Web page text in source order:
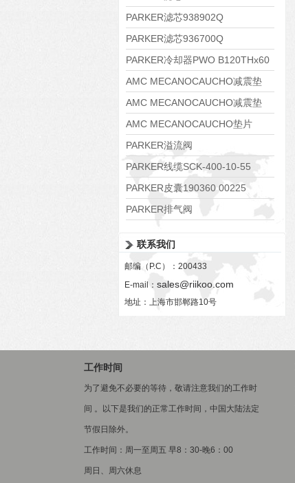
PARKER滤芯938902Q
PARKER滤芯936700Q
PARKER冷却器PWO B120THx60
AMC MECANOCAUCHO减震垫
138552
AMC MECANOCAUCHO减震垫
138551
AMC MECANOCAUCHO垫片
608074
PARKER溢流阀
RE06M35W2N1KWXG087
PARKER线缆SCK-400-10-55
PARKER皮囊190360 00225
PARKER排气阀
联系我们
邮编（P.C）：200433
E-mail： sales@riikoo.com
地址：上海市邯郸路10号
工作时间
为了避免不必要的等待，敬请注意我们的工作时
间 。以下是我们的正常工作时间，中国大陆法定
节假日除外。
工作时间：周一至周五 早8：30-晚6：00
周日、周六休息